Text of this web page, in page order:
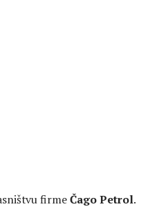
firmeČago Petrol.